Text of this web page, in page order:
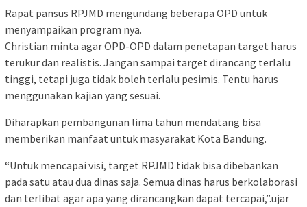
Rapat pansus RPJMD mengundang beberapa OPD untuk
menyampaikan program nya.
Christian minta agar OPD-OPD dalam penetapan target harus
terukur dan realistis. Jangan sampai target dirancang terlalu
tinggi, tetapi juga tidak boleh terlalu pesimis. Tentu harus
menggunakan kajian yang sesuai.
Diharapkan pembangunan lima tahun mendatang bisa
memberikan manfaat untuk masyarakat Kota Bandung.
“Untuk mencapai visi, target RPJMD tidak bisa dibebankan
pada satu atau dua dinas saja. Semua dinas harus berkolaborasi
dan terlibat agar apa yang dirancangkan dapat tercapai,”.ujar